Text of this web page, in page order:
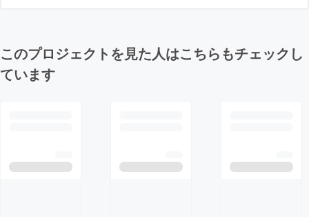
このプロジェクトを見た人はこちらもチェックし
ています